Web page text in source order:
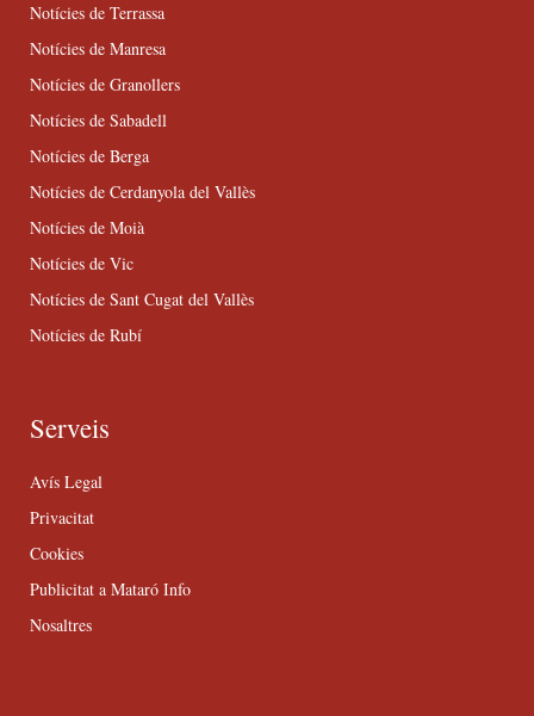
Notícies de Terrassa
Notícies de Manresa
Notícies de Granollers
Notícies de Sabadell
Notícies de Berga
Notícies de Cerdanyola del Vallès
Notícies de Moià
Notícies de Vic
Notícies de Sant Cugat del Vallès
Notícies de Rubí
Serveis
Avís Legal
Privacitat
Cookies
Publicitat a Mataró Info
Nosaltres